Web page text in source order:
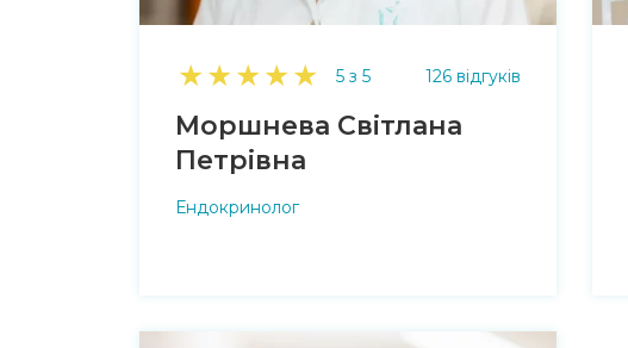
★★★★★ 5 з 5 126 відгуків
Моршнева Світлана
Петрівна
Ендокринолог